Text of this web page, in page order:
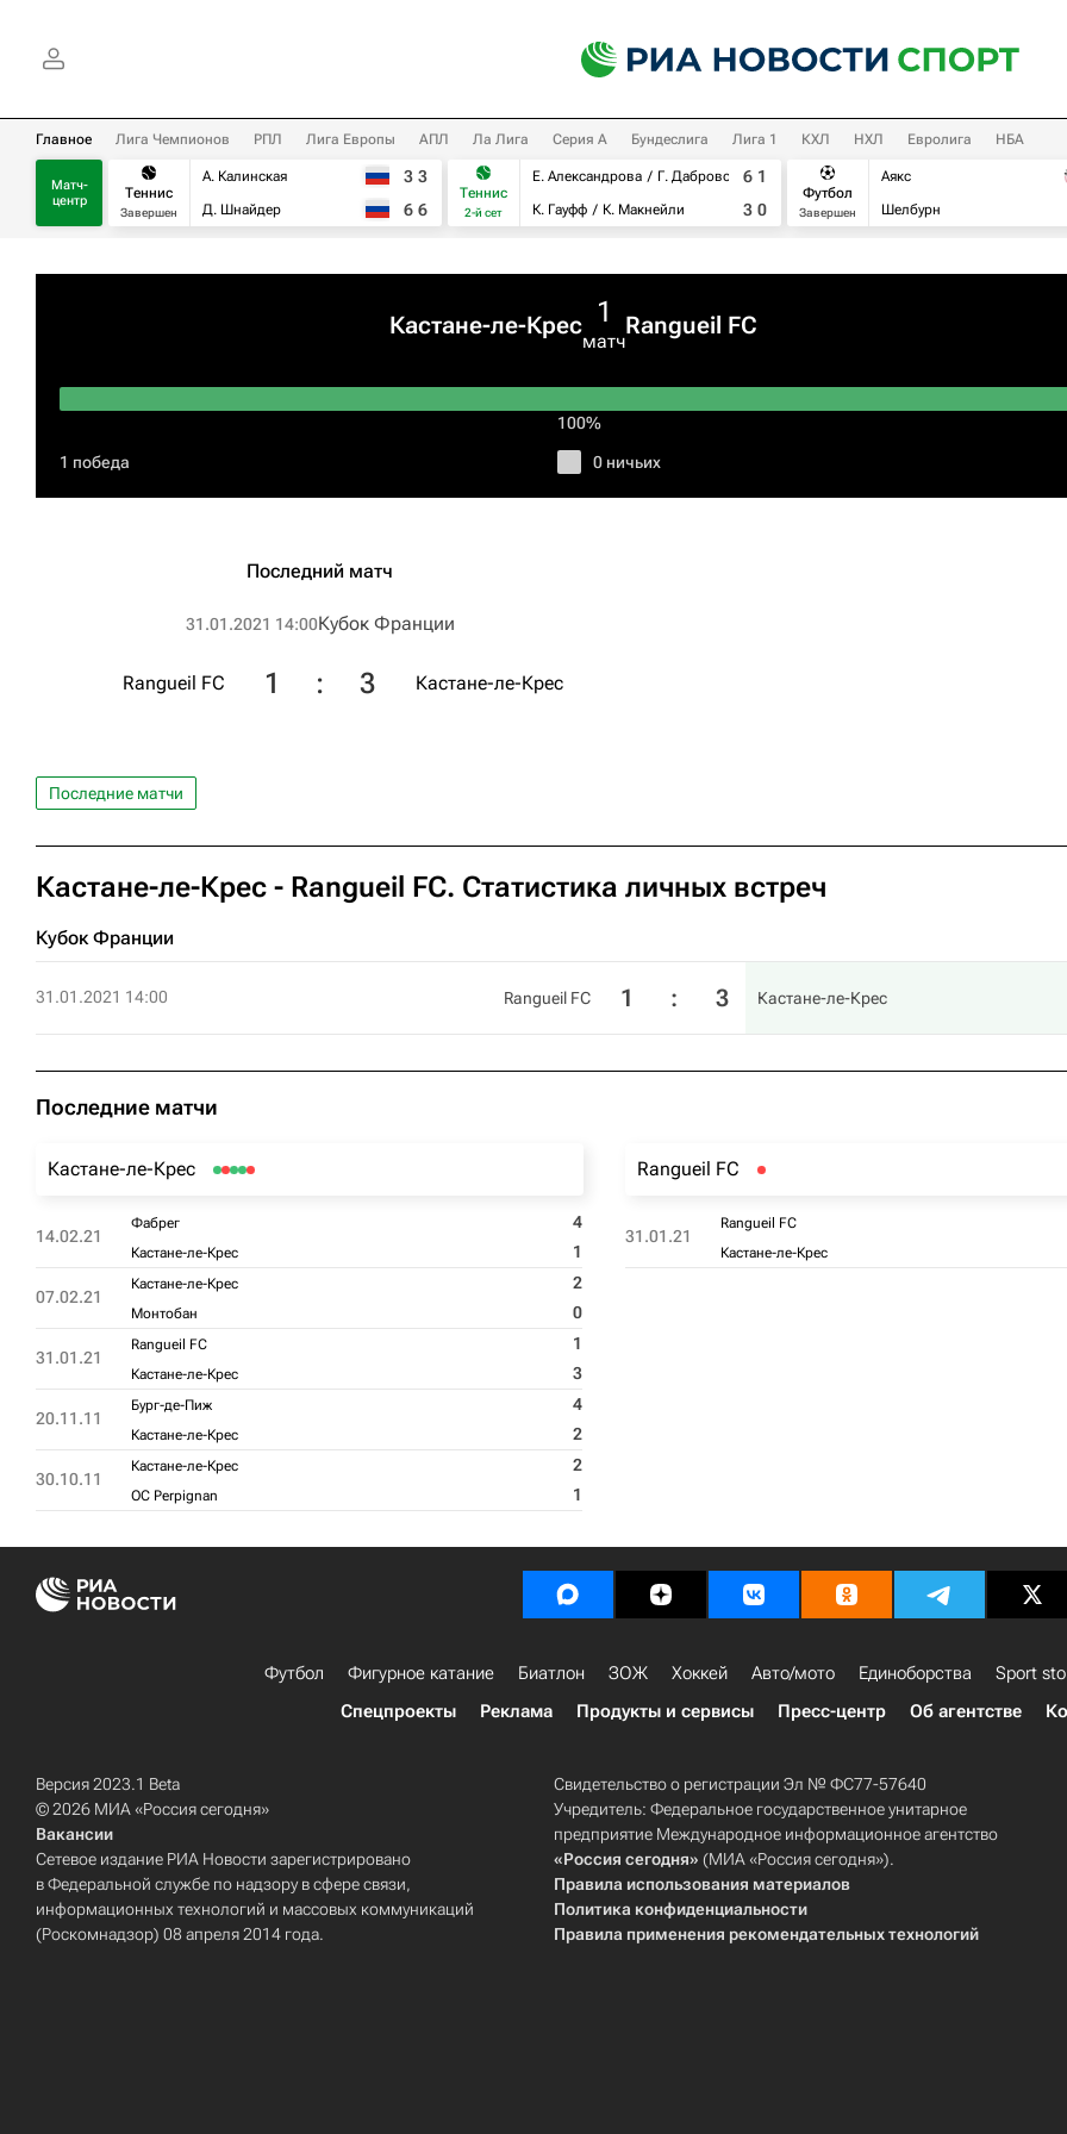
Главное Лига Чемпионов РПЛ Лига Европы АПЛ Ла Лига Серия А Бундеслига Лига 1 КХЛ НХЛ Евролига НБА
Матч-
центр
Теннис
Завершен
А. Калинская
Д. Шнайдер
3 3
6 6
Теннис
2-й сет
Е. Александрова
Г. Дабровски
К. Гауфф
К. Макнейли
6 1
3 0
Футбол
Завершен
Аякс
Шелбурн
Кастане-ле-Крес 1
матч
Rangueil FC
100%
1 победа 0 ничьих
Последний матч
31.01.2021 14:00Кубок Франции
Rangueil FC 1 : 3 Кастане-ле-Крес
Последние матчи
Кастане-ле-Крес - Rangueil FC. Статистика личных встреч
Кубок Франции
31.01.2021 14:00 Rangueil FC 1 : 3 Кастане-ле-Крес
Последние матчи
Кастане-ле-Крес
14.02.21
Фабрег 4
Кастане-ле-Крес 1
07.02.21
Кастане-ле-Крес 2
Монтобан 0
31.01.21
Rangueil FC 1
Кастане-ле-Крес 3
20.11.11
Бург-де-Пиж 4
Кастане-ле-Крес 2
30.10.11
Кастане-ле-Крес 2
OC Perpignan 1
Rangueil FC
31.01.21
Rangueil FC
Кастане-ле-Крес
Футбол Фигурное катание Биатлон ЗОЖ Хоккей Авто/мото Единоборства
Sport
Спецпроекты
Реклама Продукты и сервисы Пресс-центр Об агентстве
Версия 2023.1 Beta
© 2026 МИА «Россия сегодня»
Вакансии
Сетевое издание РИА Новости зарегистрировано
в Федеральной службе по надзору в сфере связи,
информационных технологий и массовых коммуникаций
(Роскомнадзор) 08 апреля 2014 года.
Свидетельство о регистрации Эл № ФС77-57640
Учредитель: Федеральное государственное унитарное
предприятие Международное информационное агентство
«Россия сегодня» (МИА «Россия сегодня»).
Правила использования материалов
Политика конфиденциальности
Правила применения рекомендательных технологий